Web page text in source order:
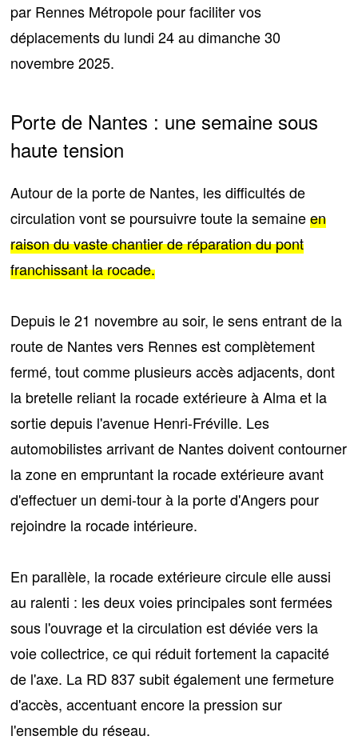
par Rennes Métropole pour faciliter vos
déplacements du lundi 24 au dimanche 30
novembre 2025.
Porte de Nantes : une semaine sous
haute tension
Autour de la porte de Nantes, les difficultés de
circulation vont se poursuivre toute la semaineen
raison du vaste chantier de réparation du pont
franchissant la rocade.
Depuis le 21 novembre au soir, le sens entrant de la
route de Nantes vers Rennes est complètement
fermé, tout comme plusieurs accès adjacents, dont
la bretelle reliant la rocade extérieure à Alma et la
sortie depuis l'avenue Henri-Fréville. Les
automobilistes arrivant de Nantes doivent contourner
la zone en empruntant la rocade extérieure avant
d'effectuer un demi-tour à la porte d'Angers pour
rejoindre la rocade intérieure.
En parallèle, la rocade extérieure circule elle aussi
au ralenti : les deux voies principales sont fermées
sous l'ouvrage et la circulation est déviée vers la
voie collectrice, ce qui réduit fortement la capacité
de l'axe. La RD 837 subit également une fermeture
d'accès, accentuant encore la pression sur
l'ensemble du réseau.